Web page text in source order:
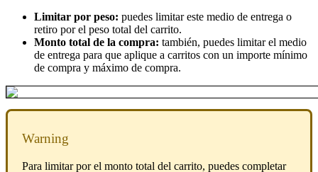
Limitar por peso: puedes limitar este medio de entrega o
retiro por el peso total del carrito.
Monto total de la compra: también, puedes limitar el medio
de entrega para que aplique a carritos con un importe mínimo
de compra y máximo de compra.
Warning
Para limitar por el monto total del carrito, puedes completar